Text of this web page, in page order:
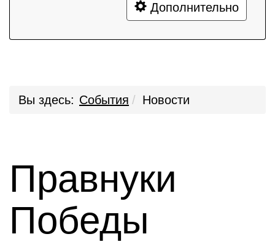
Дополнительно
Вы здесь: События Новости
Правнуки
Победы